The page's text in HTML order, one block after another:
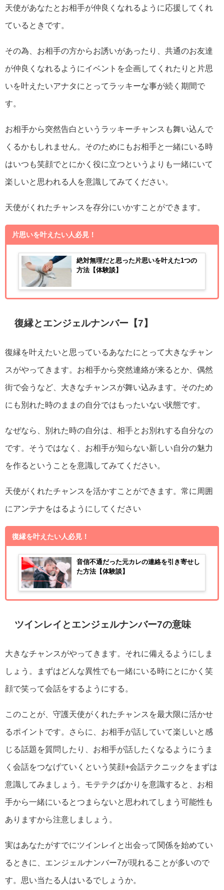
天使があなたとお相手が仲良くなれるように応援してくれ
ているときです。
その為、お相手の方からお誘いがあったり、共通のお友達
が仲良くなれるようにイベントを企画してくれたりと片思
いを叶えたいアナタにとってラッキーな事が続く期間で
す。
お相手から突然告白というラッキーチャンスも舞い込んで
くるかもしれません。そのためにもお相手と一緒にいる時
はいつも笑顔でとにかく役に立つというよりも一緒にいて
楽しいと思われる人を意識してみてください。
天使がくれたチャンスを存分にいかすことができます。
片思いを叶えたい人必見！
絶対無理だと思った片思いを叶えた1つの
方法【体験談】
復縁とエンジェルナンバー【7】
復縁を叶えたいと思っているあなたにとって大きなチャン
スがやってきます。お相手から突然連絡が来るとか、偶然
街で会うなど、大きなチャンスが舞い込みます。そのため
にも別れた時のままの自分ではもったいない状態です。
なぜなら、別れた時の自分は、相手とお別れする自分なの
です。そうではなく、お相手が知らない新しい自分の魅力
を作るということを意識してみてください。
天使がくれたチャンスを活かすことができます。常に周囲
にアンテナをはるようにしてください
復縁を叶えたい人必見！
音信不通だった元カレの連絡を引き寄せし
た方法【体験談】
ツインレイとエンジェルナンバー7の意味
大きなチャンスがやってきます。それに備えるようにしま
しょう。まずはどんな異性でも一緒にいる時にとにかく笑
顔で笑って会話をするようにする。
このことが、守護天使がくれたチャンスを最大限に活かせ
るポイントです。さらに、お相手が話していて楽しいと感
じる話題を質問したり、お相手が話したくなるようにうま
く会話をつなげていくという笑顔+会話テクニックをまずは
意識してみましょう。モテテクばかりを意識すると、お相
手から一緒にいるとつまらないと思われてしまう可能性も
ありますから注意しましょう。
実はあなたがすでにツインレイと出会って関係を始めてい
るときに、エンジェルナンバー7が現れることが多いので
す。思い当たる人はいるでしょうか。